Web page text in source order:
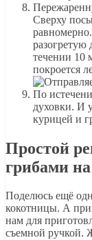
Сверху
разогретую
течении 10
покроется
По
духовки. И
курицей и
Простой
грибами на
Поделюсь ещё
кокотницы. А
нам для
съемной ручкой.